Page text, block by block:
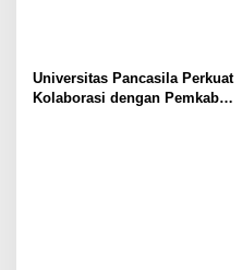
Universitas Pancasila Perkuat
Kolaborasi dengan Pemkab